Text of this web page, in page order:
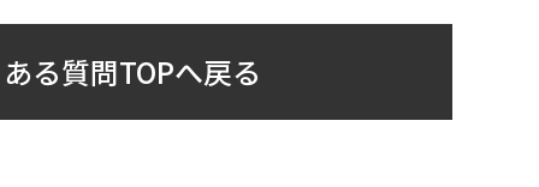
る質問TOPへ戻る